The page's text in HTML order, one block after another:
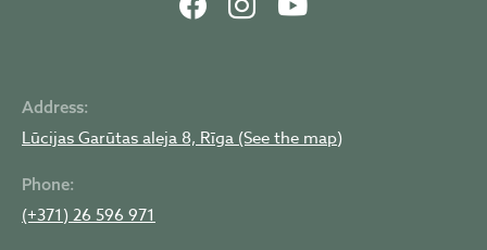
Address:
Lūcijas Garūtas aleja 8, Rīga (See the map)
Phone:
(+371) 26 596 971